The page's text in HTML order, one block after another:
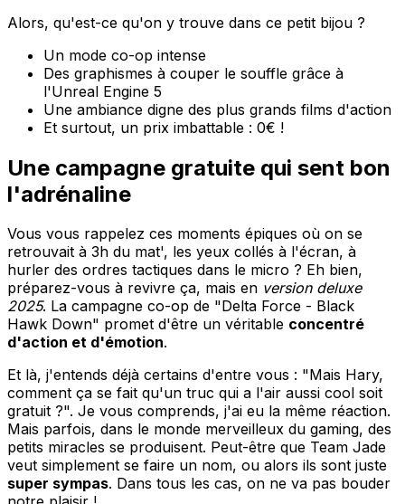
Alors, qu'est-ce qu'on y trouve dans ce petit bijou ?
Un mode co-op intense
Des graphismes à couper le souffle grâce à
l'Unreal Engine 5
Une ambiance digne des plus grands films d'action
Et surtout, un prix imbattable : 0€ !
Une campagne gratuite qui sent bon
l'adrénaline
Vous vous rappelez ces moments épiques où on se
retrouvait à 3h du mat', les yeux collés à l'écran, à
hurler des ordres tactiques dans le micro ? Eh bien,
préparez-vous à revivre ça, mais en version deluxe
2025. La campagne co-op de "Delta Force - Black
Hawk Down" promet d'être un véritable concentré
d'action et d'émotion.
Et là, j'entends déjà certains d'entre vous : "Mais Hary,
comment ça se fait qu'un truc qui a l'air aussi cool soit
gratuit ?". Je vous comprends, j'ai eu la même réaction.
Mais parfois, dans le monde merveilleux du gaming, des
petits miracles se produisent. Peut-être que Team Jade
veut simplement se faire un nom, ou alors ils sont juste
super sympas. Dans tous les cas, on ne va pas bouder